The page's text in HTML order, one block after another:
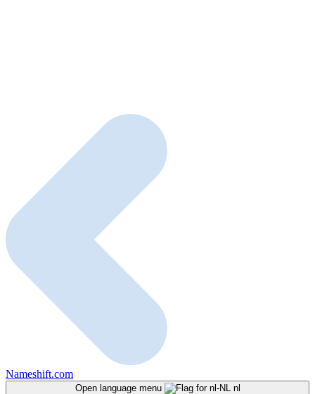
Nameshift.com
Open language menu nl